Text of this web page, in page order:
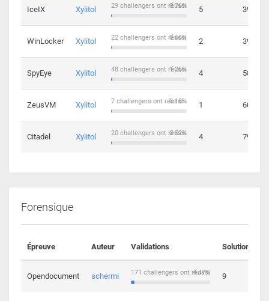
IceIX Xylitol 0.76%
29 challengers ont réussi 5 39
WinLocker Xylitol 0.65%
22 challengers ont réussi 2 39
SpyEye Xylitol 1.26%
48 challengers ont réussi 4 58
ZeusVM Xylitol 0.18%
7 challengers ont réussi 1 60
Citadel Xylitol 0.52%
20 challengers ont réussi 4 79
Forensique
Épreuve Auteur Validations Solutions
Opendocument schermi 4.47%
171 challengers ont réussi 9